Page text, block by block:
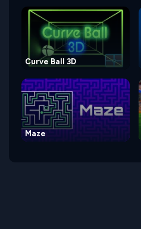
Curve Ball 3D
Maze